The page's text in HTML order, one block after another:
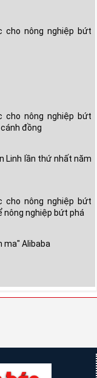
cho nông nghiệp bứt
cho nông nghiệp bứt
đồng
Linh lần thứ nhất năm
cho nông nghiệp bứt
nông nghiệp bứt phá
ma" Alibaba